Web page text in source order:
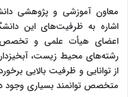
معاون آموزشی و پژوهشی
اشاره به ظرفیت‌های این
اعضای هیأت‌ علمی و
رشته‌های محیط‌ زیست،
از توانایی و ظرفیت بالایی
متخصص توانمند بسیاری وجود